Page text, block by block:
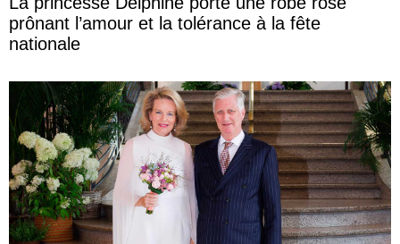
prônant l’amour et la tolérance à la fête
nationale